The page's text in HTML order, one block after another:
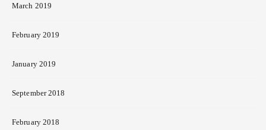
March 2019
February 2019
January 2019
September 2018
February 2018